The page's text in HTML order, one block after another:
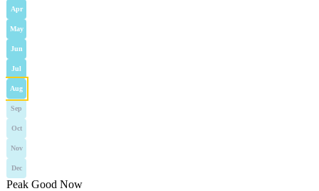
Apr
May
Jun
Jul
Aug
Sep
Oct
Nov
Dec
Peak Good Now